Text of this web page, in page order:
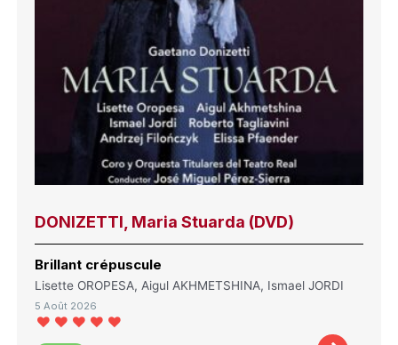
DONIZETTI, Maria Stuarda (DVD)
Brillant crépuscule
Lisette OROPESA, Aigul AKHMETSHINA, Ismael JORDI
5 Août 2026